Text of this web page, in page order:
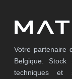
Votre partenaire
Belgique. Stock
techniques et